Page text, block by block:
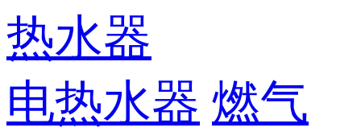
热水器
电热水器 燃气